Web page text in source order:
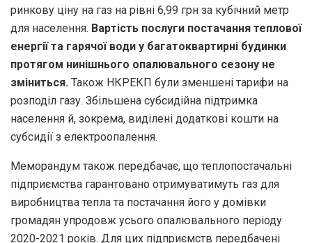
ринкову ціну на газ на рівні 6,99 грн за кубічний метр
для населення. Вартість послуги постачання теплової
енергії та гарячої води у багатоквартирні будинки
протягом нинішнього опалювального сезону не
зміниться. Також НКРЕКП були зменшені тарифи на
розподіл газу. Збільшена субсидійна підтримка
населення й, зокрема, виділені додаткові кошти на
субсидії з електроопалення.
Меморандум також передбачає, що теплопостачальні
підприємства гарантовано отримуватимуть газ для
виробництва тепла та постачання його у домівки
громадян упродовж усього опалювального періоду
2020-2021 років. Для цих підприємств передбачені